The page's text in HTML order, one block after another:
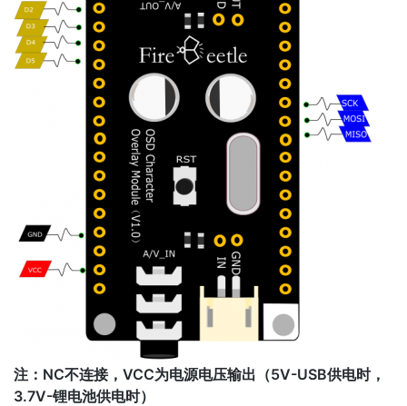
注：NC不连接，VCC为电源电压输出（5V-USB供电时，
3.7V-锂电池供电时）